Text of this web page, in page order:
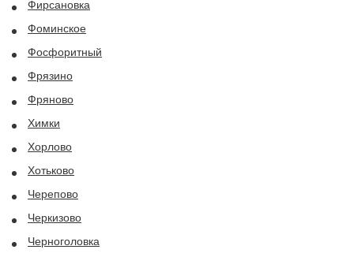
Фирсановка
Фоминское
Фосфоритный
Фрязино
Фряново
Химки
Хорлово
Хотьково
Черепово
Черкизово
Черноголовка